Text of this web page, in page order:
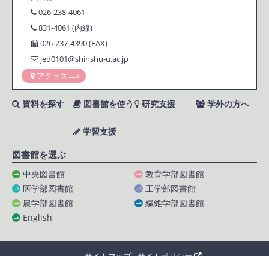
026-238-4061
831-4061 (内線)
026-237-4390 (FAX)
jed0101@shinshu-u.ac.jp
アクセス
資料を探す 図書館を使う
学習支援
研究支援 学外の方へ
図書館を選ぶ
中央図書館
教育学部図書館
医学部図書館
工学部図書館
農学部図書館
繊維学部図書館
English